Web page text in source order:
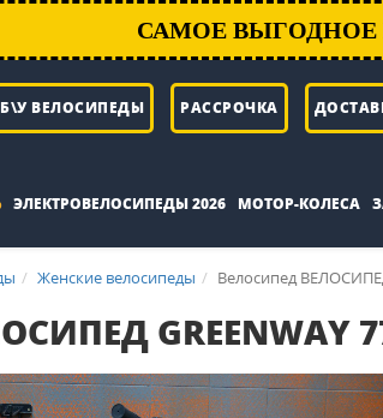
САМОЕ ВЫГОДНОЕ
Б\У ВЕЛОСИПЕДЫ РАССРОЧКА
ЭЛЕКТРОВЕЛОСИПЕДЫ 2026 МОТОР-КОЛЕСА
Женские велосипеды Велосипед
GREENWAY